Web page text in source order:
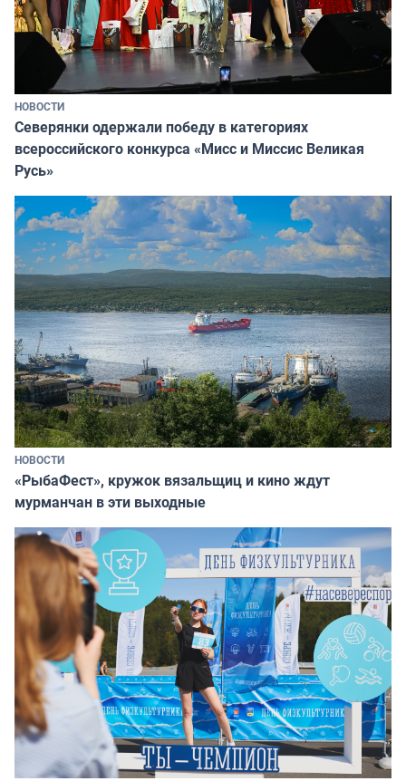
НОВОСТИ
Северянки одержали победу в категориях
всероссийского конкурса «Мисс и Миссис Великая
Русь»
НОВОСТИ
«РыбаФест», кружок вязальщиц и кино ждут
мурманчан в эти выходные